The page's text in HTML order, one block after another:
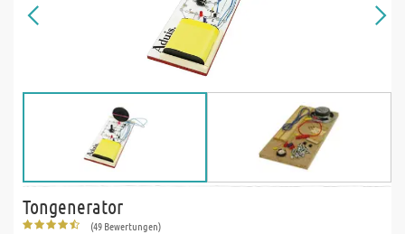
Tongenerator
(49 Bewertungen)